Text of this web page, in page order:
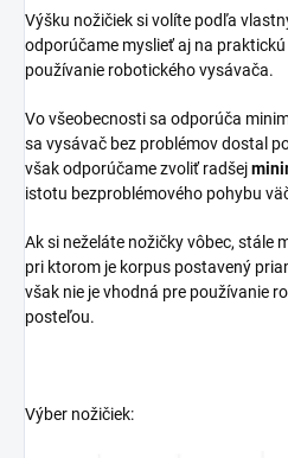
Výšku nožičiek si volíte podľa
odporúčame myslieť aj na
používanie robotického vysávača.
Vo všeobecnosti sa odporúča
sa vysávač bez problémov dostal
však odporúčame zvoliť radšej
istotu bezproblémového pohybu
Ak si neželáte nožičky vôbec, stále
pri ktorom je korpus postavený
však nie je vhodná pre používanie
posteľou.
Výber nožičiek: